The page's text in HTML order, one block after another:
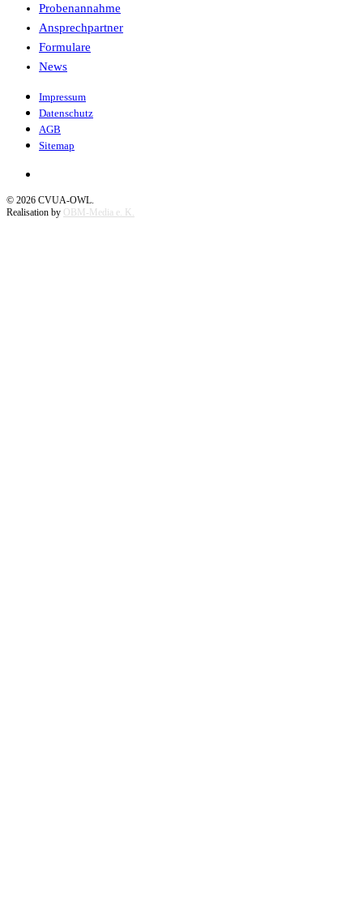
Probenannahme
Ansprechpartner
Formulare
News
Impressum
Datenschutz
AGB
Sitemap
© 2026 CVUA-OWL.
Realisation by OBM-Media e. K.